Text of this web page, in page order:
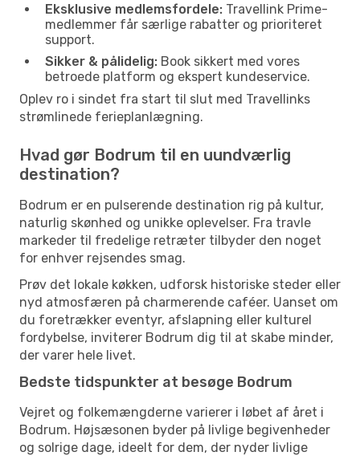
Eksklusive medlemsfordele: Travellink Prime-
medlemmer får særlige rabatter og prioriteret
support.
Sikker & pålidelig: Book sikkert med vores
betroede platform og ekspert kundeservice.
Oplev ro i sindet fra start til slut med Travellinks
strømlinede ferieplanlægning.
Hvad gør Bodrum til en uundværlig
destination?
Bodrum er en pulserende destination rig på kultur,
naturlig skønhed og unikke oplevelser. Fra travle
markeder til fredelige retræter tilbyder den noget
for enhver rejsendes smag.
Prøv det lokale køkken, udforsk historiske steder eller
nyd atmosfæren på charmerende caféer. Uanset om
du foretrækker eventyr, afslapning eller kulturel
fordybelse, inviterer Bodrum dig til at skabe minder,
der varer hele livet.
Bedste tidspunkter at besøge Bodrum
Vejret og folkemængderne varierer i løbet af året i
Bodrum. Højsæsonen byder på livlige begivenheder
og solrige dage, ideelt for dem, der nyder livlige